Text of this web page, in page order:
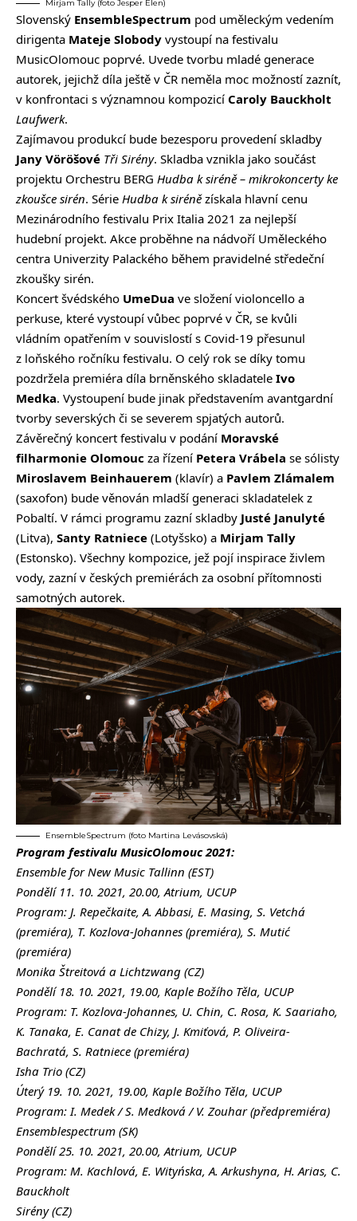
Mirjam Tally (foto Jesper Elen)
Slovenský EnsembleSpectrum pod uměleckým vedením
dirigenta Mateje Slobody vystoupí na festivalu
MusicOlomouc poprvé. Uvede tvorbu mladé generace
autorek, jejichž díla ještě v ČR neměla moc možností zaznít,
v konfrontaci s významnou kompozicí Caroly Bauckholt
Laufwerk.
Zajímavou produkcí bude bezesporu provedení skladby
Jany Vöröšové Tři Sirény. Skladba vznikla jako součást
projektu Orchestru BERG Hudba k siréně – mikrokoncerty ke
zkoušce sirén. Série Hudba k sirénězískala hlavní cenu
Mezinárodního festivalu Prix Italia 2021 za nejlepší
hudební projekt. Akce proběhne na nádvoří Uměleckého
centra Univerzity Palackého během pravidelné středeční
zkoušky sirén.
Koncert švédského UmeDua ve složení violoncello a
perkuse, které vystoupí vůbec poprvé v ČR, se kvůli
vládním opatřením v souvislostí s Covid-19 přesunul
z loňského ročníku festivalu. O celý rok se díky tomu
pozdržela premiéra díla brněnského skladatele Ivo
Medka. Vystoupení bude jinak představením avantgardní
tvorby severských či se severem spjatých autorů.
Závěrečný koncert festivalu v podání Moravské
filharmonie Olomouc za řízení Petera Vrábela se sólisty
Miroslavem Beinhauerem (klavír) a Pavlem Zlámalem
(saxofon) bude věnován mladší generaci skladatelek z
Pobaltí. V rámci programu zazní skladby Justé Janulyté
(Litva), Santy Ratniece (Lotyšsko) a Mirjam Tally
(Estonsko). Všechny kompozice, jež pojí inspirace živlem
vody, zazní v českých premiérách za osobní přítomnosti
samotných autorek.
EnsembleSpectrum (foto Martina Levásovská)
Program festivalu MusicOlomouc 2021:
Ensemble for New Music Tallinn (EST)
Pondělí 11. 10. 2021, 20.00, Atrium, UCUP
Program: J. Repečkaite, A. Abbasi, E. Masing, S. Vetchá
(premiéra), T. Kozlova-Johannes (premiéra), S. Mutić
(premiéra)
Monika Štreitová a Lichtzwang (CZ)
Pondělí 18. 10. 2021, 19.00, Kaple Božího Těla, UCUP
Program: T. Kozlova-Johannes, U. Chin, C. Rosa, K. Saariaho,
K. Tanaka, E. Canat de Chizy, J. Kmiťová, P. Oliveira-
Bachratá, S. Ratniece (premiéra)
Isha Trio (CZ)
Úterý 19. 10. 2021, 19.00, Kaple Božího Těla, UCUP
Program: I. Medek / S. Medková / V. Zouhar (předpremiéra)
Ensemblespectrum (SK)
Pondělí 25. 10. 2021, 20.00, Atrium, UCUP
Program: M. Kachlová, E. Wityńska, A. Arkushyna, H. Arias, C.
Bauckholt
Sirény (CZ)